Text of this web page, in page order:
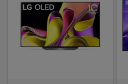
KLIMATIZACIJA
SECURITY